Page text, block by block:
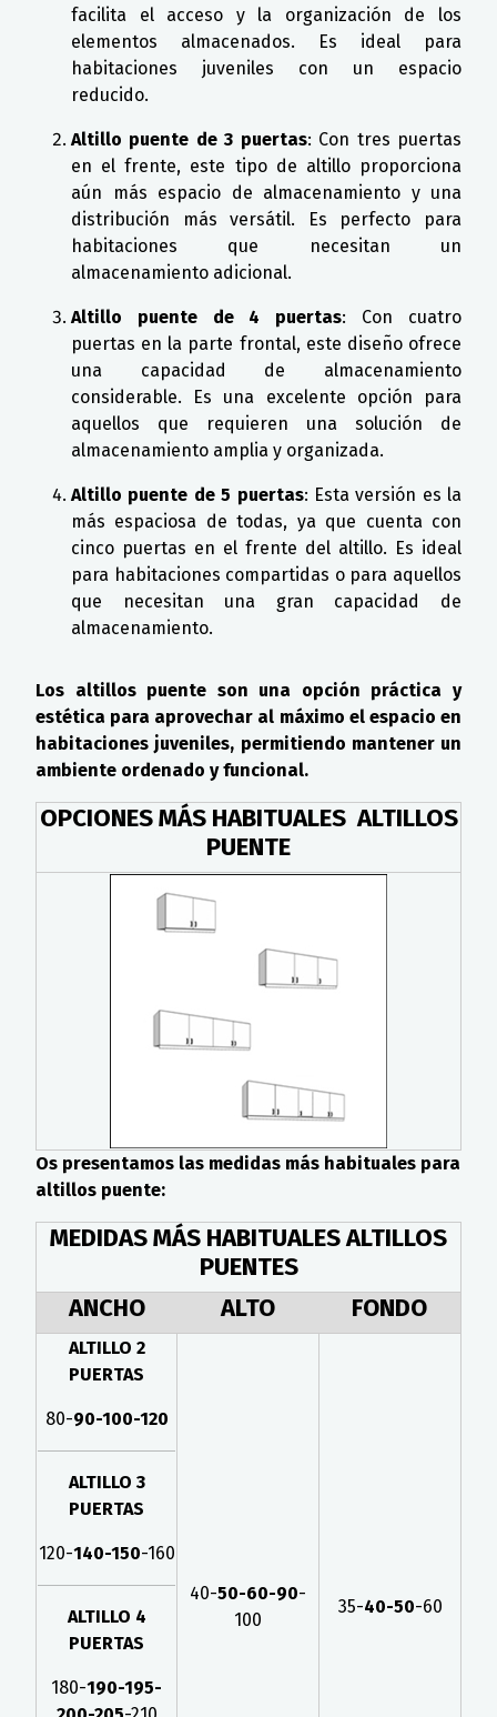
facilita el acceso y la organización de los
elementos almacenados. Es ideal para
habitaciones juveniles con un espacio
reducido.
Altillo puente de 3 puertas: Con tres puertas
en el frente, este tipo de altillo proporciona
aún más espacio de almacenamiento y una
distribución más versátil. Es perfecto para
habitaciones que necesitan un
almacenamiento adicional.
Altillo puente de 4 puertas: Con cuatro
puertas en la parte frontal, este diseño ofrece
una capacidad de almacenamiento
considerable. Es una excelente opción para
aquellos que requieren una solución de
almacenamiento amplia y organizada.
Altillo puente de 5 puertas: Esta versión es la
más espaciosa de todas, ya que cuenta con
cinco puertas en el frente del altillo. Es ideal
para habitaciones compartidas o para aquellos
que necesitan una gran capacidad de
almacenamiento.
Los altillos puente son una opción práctica y
estética para aprovechar al máximo el espacio en
habitaciones juveniles, permitiendo mantener un
ambiente ordenado y funcional.
OPCIONES MÁS HABITUALES ALTILLOS
PUENTE
Os presentamos las medidas más habituales para
altillos puente:
MEDIDAS MÁS HABITUALES ALTILLOS
PUENTES
ANCHO
ALTO FONDO
ALTILLO 2
PUERTAS
80-90-100-120
ALTILLO 3
PUERTAS
120-140-150-160
ALTILLO 4
PUERTAS
180-190-195-
40-50-60-90-
100
35-40-50-60